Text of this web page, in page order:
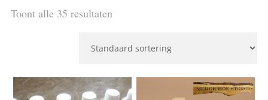
Toont alle 35 resultaten